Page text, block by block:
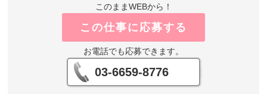
このままWEBから！
この仕事に応募する
お電話でも応募できます。
03-6659-8776